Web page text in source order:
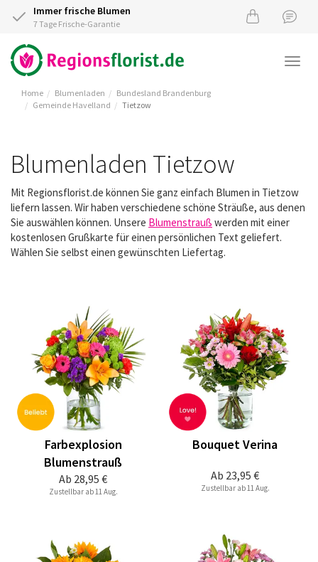
Immer frische Blumen
7 Tage Frische-Garantie
Home Blumenladen
Bundesland Brandenburg
Gemeinde Havelland
Tietzow
Blumenladen Tietzow
Mit Regionsflorist.de können Sie ganz einfach Blumen in Tietzow
liefern lassen. Wir haben verschiedene schöne Sträuße, aus denen
Sie auswählen können. Unsere Blumenstrauß werden mit einer
kostenlosen Grußkarte für einen persönlichen Text geliefert.
Wählen Sie selbst einen gewünschten Liefertag.
Ab 28,95 €
Farbexplosion
Blumenstrauß
Zustellbar ab 11 Aug.
Ab 23,95 €
Bouquet Verina
Zustellbar ab 11 Aug.